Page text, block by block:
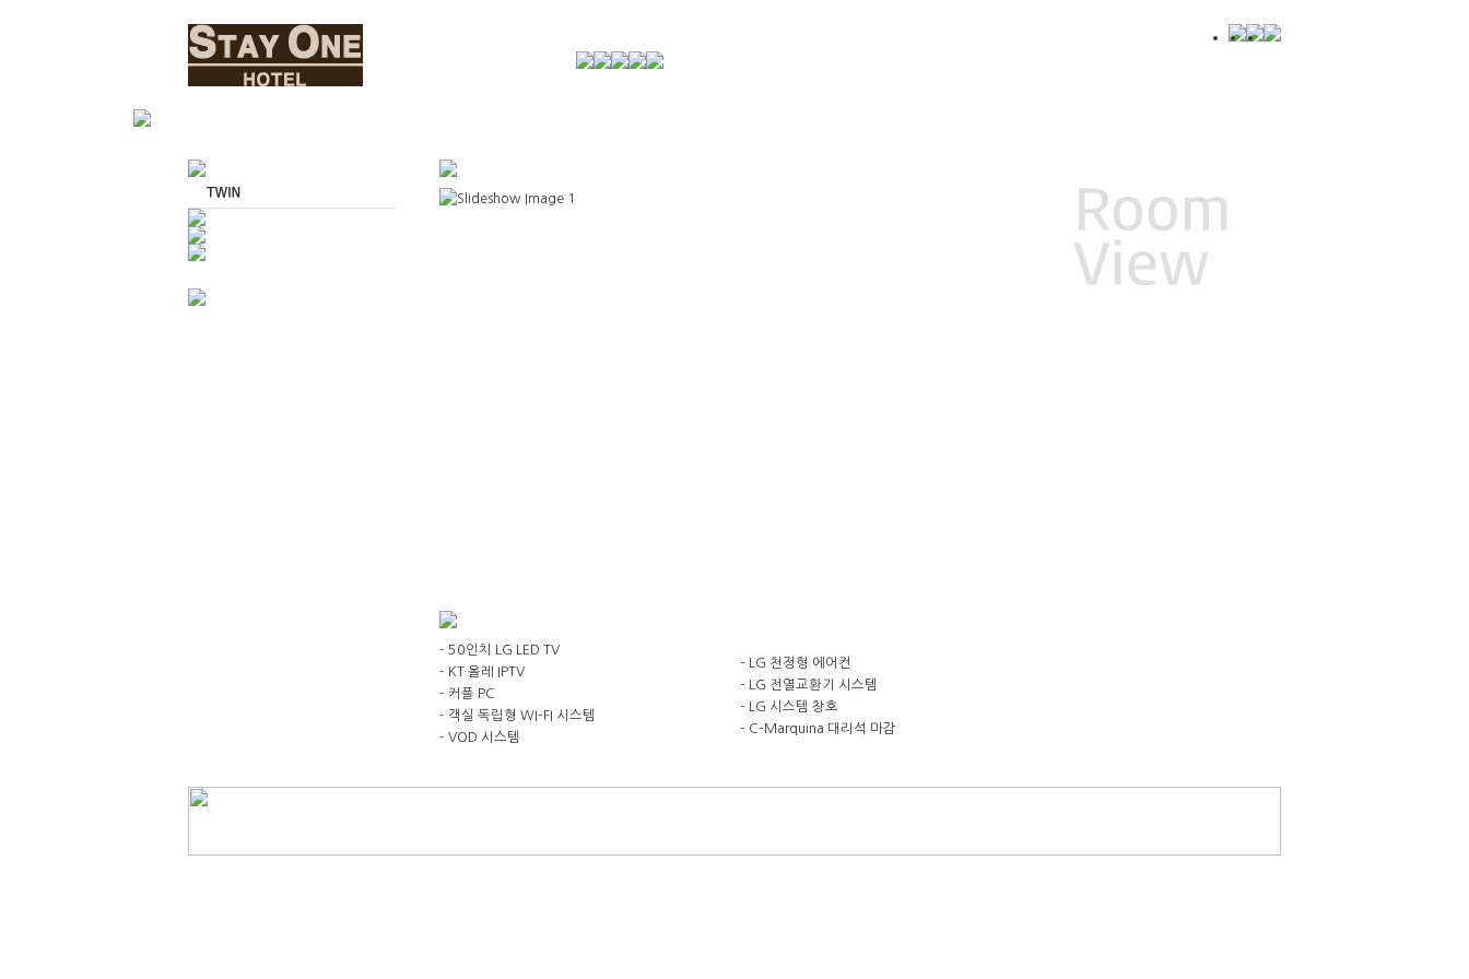
- 50인치 LG LED TV
- KT 올레 IPTV
- 커플 PC
- 객실 독립형 WI-FI 시스템
- VOD 시스템
- LG 천정형 에어컨
- LG 전열교환기 시스템
- LG 시스템 창호
- C-Marquina 대리석 마감